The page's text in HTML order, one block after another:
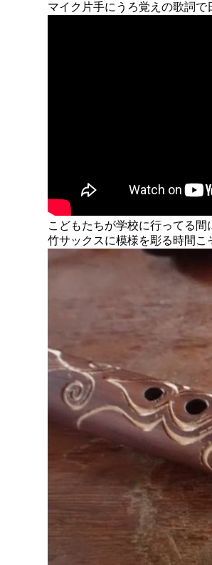
マイク片手にうろ覚えの歌詞で
こどもたちが学校に行ってる
竹サックスに模様を彫る時間